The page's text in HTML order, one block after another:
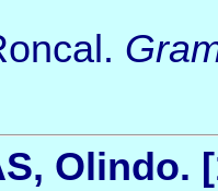
, Olindo.